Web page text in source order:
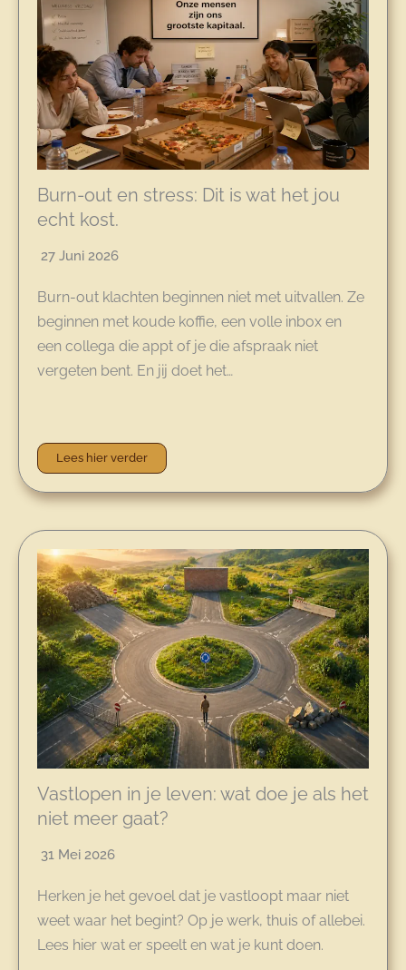
Burn-out en stress: Dit is wat het jou
echt kost.
27 Juni 2026
Burn-out klachten beginnen niet met uitvallen. Ze
beginnen met koude koffie, een volle inbox en
een collega die appt of je die afspraak niet
vergeten bent. En jij doet het…
Lees hier verder
Vastlopen in je leven: wat doe je als het
niet meer gaat?
31 Mei 2026
Herken je het gevoel dat je vastloopt maar niet
weet waar het begint? Op je werk, thuis of allebei.
Lees hier wat er speelt en wat je kunt doen.